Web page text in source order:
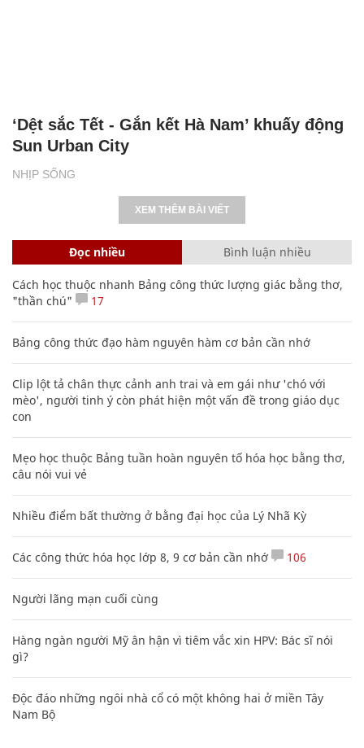
NHỊP SỐNG
‘Dệt sắc Tết - Gắn kết Hà Nam’ khuấy động
Sun Urban City
XEM THÊM BÀI VIẾT
Đọc nhiều Bình luận nhiều
Cách học thuộc nhanh Bảng công thức lượng giác bằng thơ,
"thần chú"
17
Bảng công thức đạo hàm nguyên hàm cơ bản cần nhớ
Clip lột tả chân thực cảnh anh trai và em gái như 'chó với
mèo', người tinh ý còn phát hiện một vấn đề trong giáo dục
con
Mẹo học thuộc Bảng tuần hoàn nguyên tố hóa học bằng thơ,
câu nói vui vẻ
Nhiều điểm bất thường ở bằng đại học của Lý Nhã Kỳ
Các công thức hóa học lớp 8, 9 cơ bản cần nhớ 106
Người lãng mạn cuối cùng
Hàng ngàn người Mỹ ân hận vì tiêm vắc xin HPV: Bác sĩ nói
gì?
Độc đáo những ngôi nhà cổ có một không hai ở miền Tây
Nam Bộ